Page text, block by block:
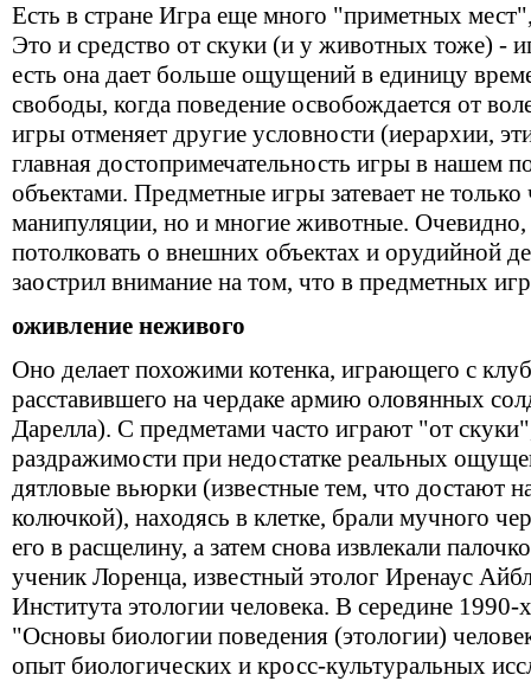
Есть в стране Игра еще много "приметных
Это и средство от скуки (и у животных тоже) -
есть она дает больше ощущений в единицу
свободы, когда поведение освобождается от
игры отменяет другие условности (иерархии,
главная достопримечательность игры в нашем
объектами. Предметные игры затевает не
манипуляции, но и многие животные. Очевидно,
потолковать о внешних объектах и орудийной
заострил внимание на том, что в предметных
оживление неживого
Оно делает похожими котенка, играющего с
расставившего на чердаке армию оловянных
Дарелла). С предметами часто играют "от
раздражимости при недостатке реальных
дятловые вьюрки (известные тем, что достают
колючкой), находясь в клетке, брали мучного
его в расщелину, а затем снова извлекали
ученик Лоренца, известный этолог Иренаус
Института этологии человека. В середине
"Основы биологии поведения (этологии)
опыт биологических и кросс-культуральных